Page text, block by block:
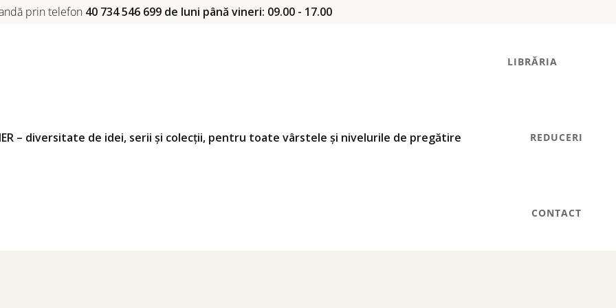
prin telefon 40 734 546 699 de luni până vineri: 09.00 - 17.00
LIBRĂRIA
REDUCERI
CONTACT